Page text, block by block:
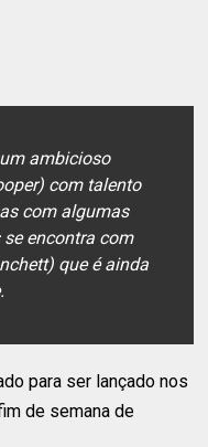
ambicioso
com talento
com algumas
encontra com
que é ainda
para ser lançado nos
de semana de